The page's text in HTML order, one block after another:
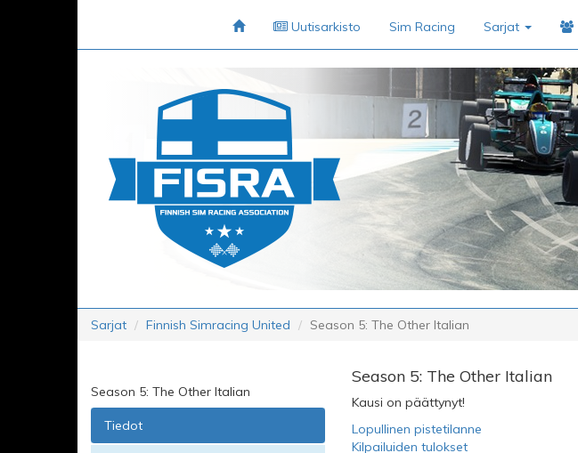
Uutisarkisto Sim Racing Sarjat
Sarjat Finnish Simracing United Season 5: The Other Italian
Season 5: The Other Italian
Tiedot
Season 5: The Other Italian
Kausi on päättynyt!
Lopullinen pistetilanne
Kilpailuiden tulokset